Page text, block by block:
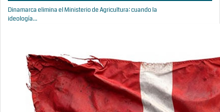
Dinamarca elimina el Ministerio de Agricultura: cuando la
ideología...